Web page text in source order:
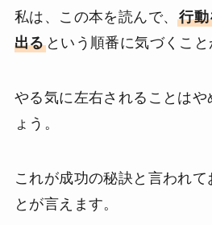
私は、この本を読んで、行
出るという順番に気づくこと
やる気に左右されることはや
ょう。
これが成功の秘訣と言われて
とが言えます。